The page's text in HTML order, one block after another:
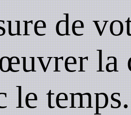
de
la
le